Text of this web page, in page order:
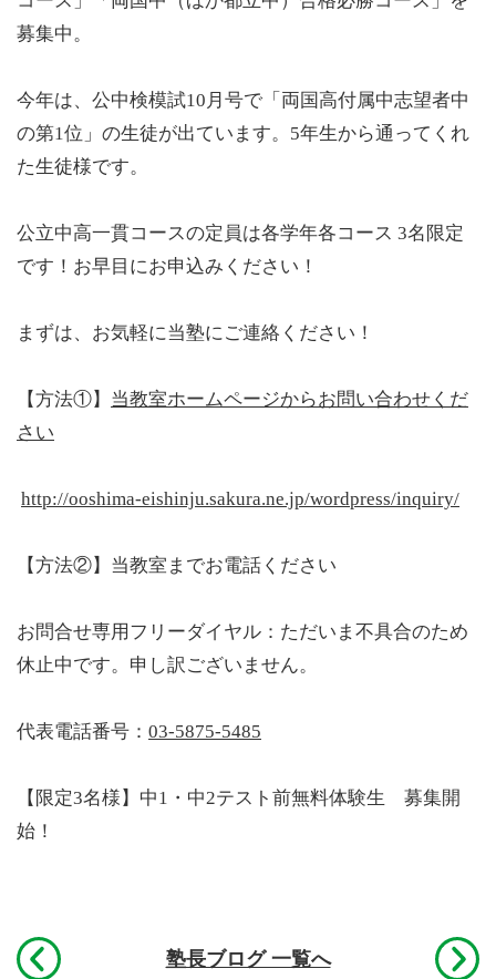
募集中。
今年は、公中検模試10月号で「両国高付属中志望者中
の第1位」の生徒が出ています。5年生から通ってくれ
た生徒様です。
公立中高一貫コースの定員は各学年各コース 3名限定
です！お早目にお申込みください！
まずは、お気軽に当塾にご連絡ください！
【方法①】 当教室ホームページからお問い合わせくだ
さい
http://ooshima-eishinju.sakura.ne.jp/wordpress/inquiry/
【方法②】当教室までお電話ください
お問合せ専用フリーダイヤル：ただいま不具合のため
休止中です。申し訳ございません。
代表電話番号： 03-5875-5485
【限定3名様】中1・中2テスト前無料体験生 募集開
始！
塾長ブログ 一覧へ